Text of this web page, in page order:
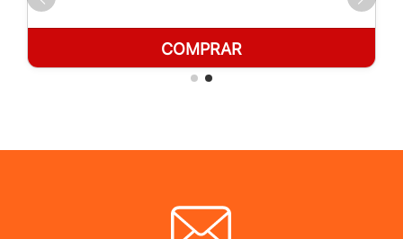
COMPRAR